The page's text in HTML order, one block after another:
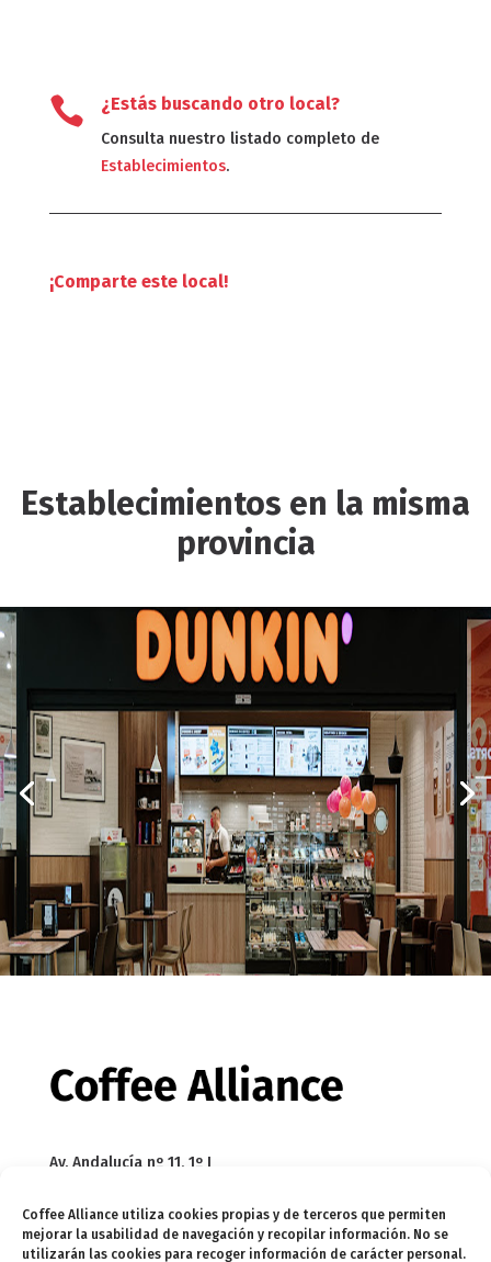
Coffee Alliance utiliza cookies propias y de terceros que permiten
mejorar la usabilidad de navegación y recopilar información. No se
utilizarán las cookies para recoger información de carácter personal.
 ¿Estás buscando otro local?
Consulta nuestro listado completo de
Establecimientos.
¡Comparte este local!
Establecimientos en la misma
provincia
Av. Andalucía nº 11, 1º I
29002 Málaga